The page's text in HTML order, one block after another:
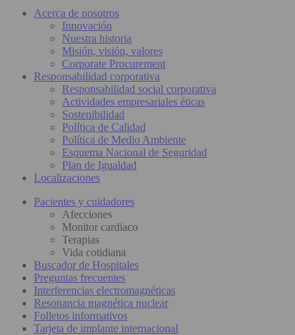
Acerca de nosotros
Innovación
Nuestra historia
Misión, visión, valores
Corporate Procurement
Responsabilidad corporativa
Responsabilidad social corporativa
Actividades empresariales éticas
Sostenibilidad
Política de Calidad
Política de Medio Ambiente
Esquema Nacional de Seguridad
Plan de Igualdad
Localizaciones
Pacientes y cuidadores
Afecciones
Monitor cardiaco
Terapias
Vida cotidiana
Buscador de Hospitales
Preguntas frecuentes
Interferencias electromagnéticas
Resonancia magnética nuclear
Folletos informativos
Tarjeta de implante internacional